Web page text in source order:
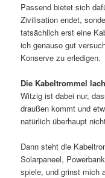
Passend bietet sich
Zivilisation endet,
tatsächlich erst eine
ich genauso gut
Konserve zu erledigen.
Die Kabeltrommel
Witzig ist dabei nur,
draußen kommt und
natürlich überhaupt
Dann steht die
Solarpaneel,
spiele, und grinst mich